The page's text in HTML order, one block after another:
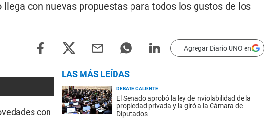
con nuevas propuestas para todos los gustos de los
Agregar Diario UNO en
con
LAS MÁS LEÍDAS
DEBATE CALIENTE
El Senado aprobó la ley de inviolabilidad de la
propiedad privada y la giró a la Cámara de
Diputados